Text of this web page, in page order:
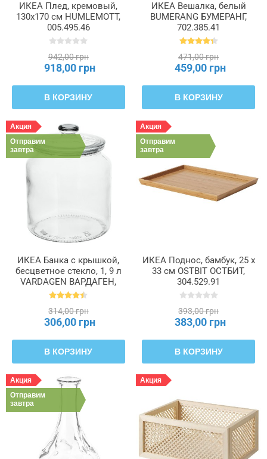
ИКЕА Плед, кремовый,
130x170 см HUMLEMOTT,
005.495.46
942,00 грн
918,00 грн
В КОРЗИНУ
ИКЕА Вешалка, белый
BUMERANG БУМЕРАНГ,
702.385.41
471,00 грн
459,00 грн
В КОРЗИНУ
Акция
Отправим
завтра
ИКЕА Банка с крышкой,
бесцветное стекло, 1, 9 л
VARDAGEN ВАРДАГЕН,
002.919.28
314,00 грн
306,00 грн
В КОРЗИНУ
Акция
Отправим
завтра
ИКЕА Поднос, бамбук, 25 x
33 см OSTBIT ОСТБИТ,
304.529.91
393,00 грн
383,00 грн
В КОРЗИНУ
Акция
Отправим
завтра
Акция